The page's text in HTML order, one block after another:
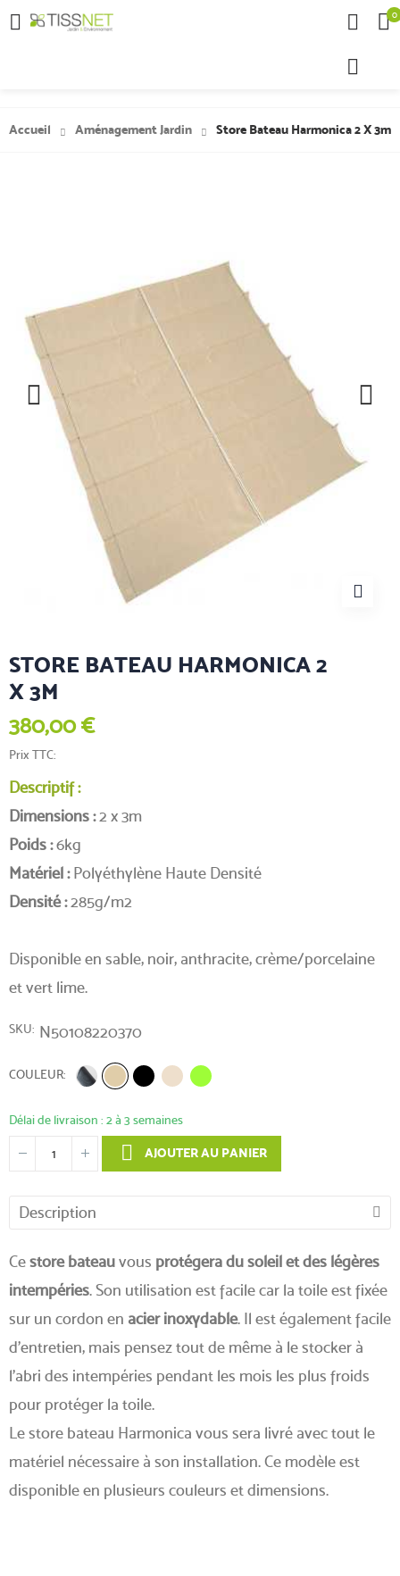
 0
Accueil Aménagement Jardin Store Bateau Harmonica 2 X 3m
STORE BATEAU HARMONICA 2
X 3M
380,00 €
Prix TTC
Descriptif :
Dimensions :2 x 3m
Poids :6kg
Matériel :Polyéthylène Haute Densité
Densité :285g/m2
Disponible en sable, noir, anthracite, crème/porcelaine
et vert lime.
SKU N50108220370
COULEUR
Délai de livraison : 2 à 3 semaines
AJOUTER AU PANIER
Description
Cestore bateauvous protégera du soleil et des légères
intempéries. Son utilisation est facile car la toile est fixée
sur un cordon en acier inoxydable. Il est également facile
d'entretien, mais pensez tout de même à le stocker à
l'abri des intempéries pendant les mois les plus froids
pour protéger la toile.
Le store bateau Harmonica vous sera livré avec tout le
matériel nécessaire à son installation. Ce modèle est
disponible en plusieurs couleurs et dimensions.